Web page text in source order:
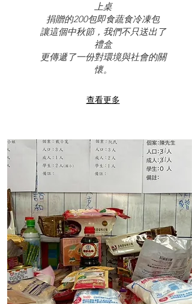
上桌
​捐贈的200包即食蔬食冷凍包
讓這個中秋節，我們不只送出了
禮盒
更傳遞了一份對環境與社會的關
懷。
查看更多